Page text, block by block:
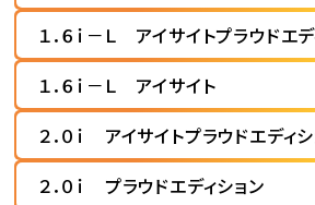
１．６ｉ－Ｌ アイサイトプラウドエ
１．６ｉ－Ｌ アイサイト
２．０ｉ アイサイトプラウドエディ
２．０ｉ プラウドエディション